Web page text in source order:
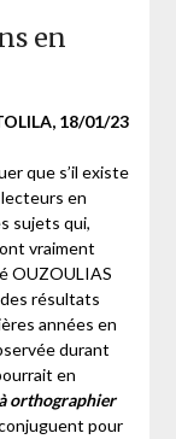
ab en
18/01/23
que s’il existe
en
sujets qui,
vraiment
OUZOULIAS
des résultats
années en
durant
en
orthographier
pour